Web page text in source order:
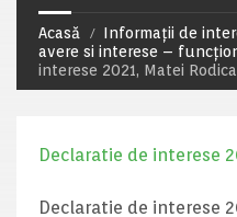
Acasă Informații de
avere si interese –
interese 2021, Matei Rodica
Declaratie de interese
Declaratie de interese